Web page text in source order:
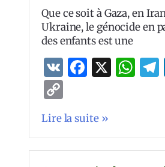
Que ce soit à Gaza, en
Ukraine, le génocide en
des enfants est une
VK X
Link
Lire la suite »